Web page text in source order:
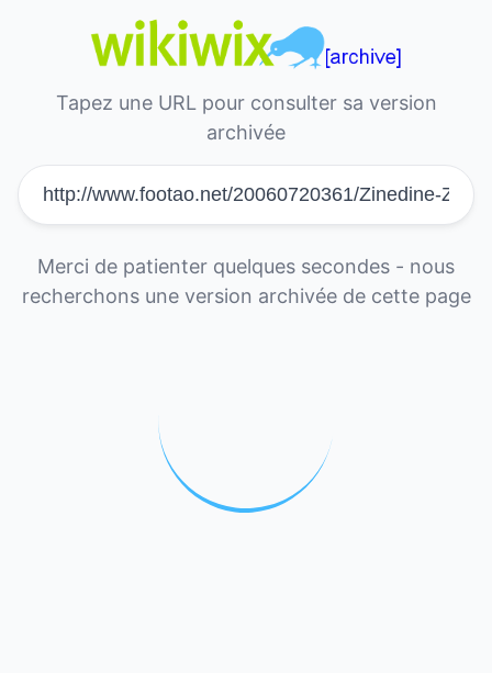
Tapez une URL pour consulter sa version
archivée
Merci de patienter quelques secondes - nous
recherchons une version archivée de cette page